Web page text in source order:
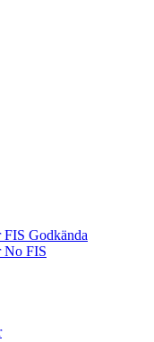
FIS Godkända
No FIS